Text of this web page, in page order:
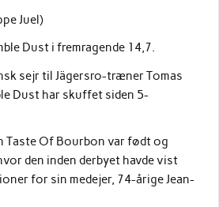
Juel)
Dust i fremragende 14,7.
sejr til Jägersro-træner Tomas
Dust har skuffet siden 5-
Taste Of Bourbon var født og
den inden derbyet havde vist
for sin medejer, 74-årige Jean-